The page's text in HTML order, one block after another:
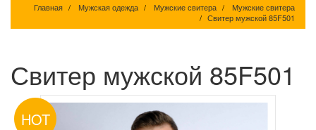
Главная Мужская одежда Мужские свитера
Мужские свитера
Свитер мужской 85F501
Свитер мужской 85F501
HOT